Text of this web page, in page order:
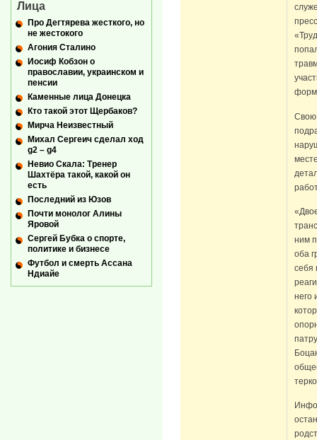
Свою
ним
оба
себя
него
Лица
Про Дегтярева жесткого, но
не жестокого
Агония Сталино
Иосиф Кобзон о
православии, украинском и
пенсии
Каменные лица Донецка
Кто такой этот Щербаков?
Мирча Неизвестный
Михал Сергеич сделал ход
g2 – g4
Невио Скала: Тренер
Шахтёра такой, какой он
есть
Последний из Юзов
Почти монолог Алины
Яровой
Сергей Бубка о спорте,
политике и бизнесе
Футбол и смерть Ассана
Ндиайе